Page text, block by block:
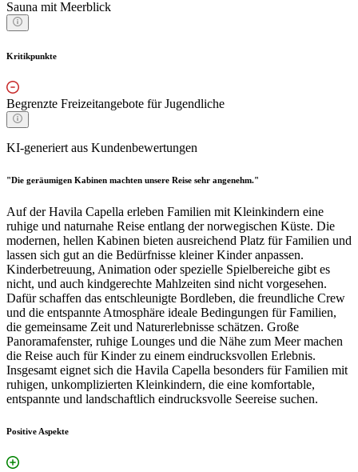
Sauna mit Meerblick
Kritikpunkte
Begrenzte Freizeitangebote für Jugendliche
KI-generiert aus Kundenbewertungen
"Die geräumigen Kabinen machten unsere Reise sehr angenehm."
Auf der Havila Capella erleben Familien mit Kleinkindern eine
ruhige und naturnahe Reise entlang der norwegischen Küste. Die
modernen, hellen Kabinen bieten ausreichend Platz für Familien und
lassen sich gut an die Bedürfnisse kleiner Kinder anpassen.
Kinderbetreuung, Animation oder spezielle Spielbereiche gibt es
nicht, und auch kindgerechte Mahlzeiten sind nicht vorgesehen.
Dafür schaffen das entschleunigte Bordleben, die freundliche Crew
und die entspannte Atmosphäre ideale Bedingungen für Familien,
die gemeinsame Zeit und Naturerlebnisse schätzen. Große
Panoramafenster, ruhige Lounges und die Nähe zum Meer machen
die Reise auch für Kinder zu einem eindrucksvollen Erlebnis.
Insgesamt eignet sich die Havila Capella besonders für Familien mit
ruhigen, unkomplizierten Kleinkindern, die eine komfortable,
entspannte und landschaftlich eindrucksvolle Seereise suchen.
Positive Aspekte